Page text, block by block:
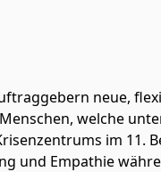
neue,
welche
im
und Empathie